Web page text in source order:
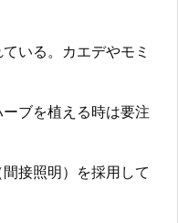
いる。カエデやモミ
ブを植える時は要注
接照明）を採用して